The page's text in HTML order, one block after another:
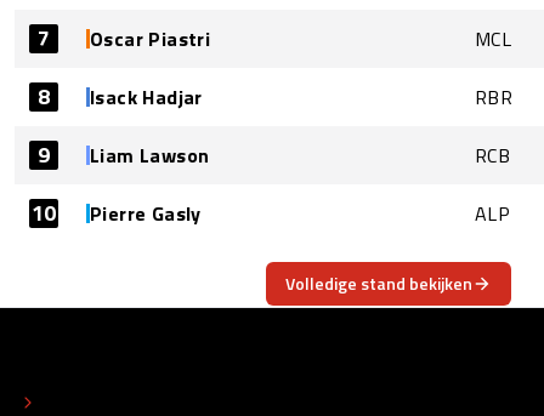
7 Oscar Piastri MCL
8 Isack Hadjar RBR
9 Liam Lawson RCB
10 Pierre Gasly ALP
Volledige stand bekijken